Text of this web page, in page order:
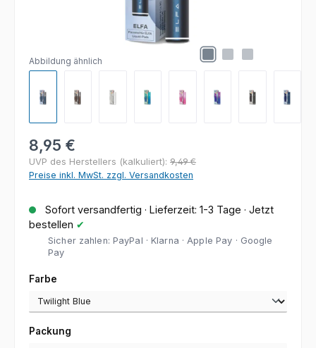
Abbildung ähnlich
Regulärer Preis:
8,95 €
UVP des Herstellers (kalkuliert): 9,49 €
Preise inkl. MwSt. zzgl. Versandkosten
Sofort versandfertig · Lieferzeit: 1-3 Tage · Jetzt
bestellen ✔
Sicher zahlen: PayPal · Klarna · Apple Pay · Google
Pay
Farbe
Packung